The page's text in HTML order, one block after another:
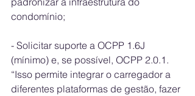
condomínio;
- Solicitar suporte a OCPP 1.6J
(mínimo) e, se possível, OCPP 2.0.1.
“Isso permite integrar o carregador a
diferentes plataformas de gestão, fazer